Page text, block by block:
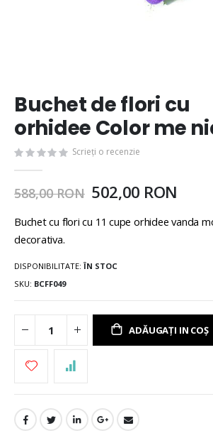
Buchet de flori cu
orhidee Color me
Scrieți o recenzie
588,00 RON 502,00 RON
Buchet cu flori cu 11 cupe orhidee vanda
decorativa.
DISPONIBILITATE: ÎN STOC
SKU BCFF049
ADĂUGAȚI IN COȘ